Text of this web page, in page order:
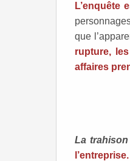
L’enquête
que
rupture,
affaires
La trahison